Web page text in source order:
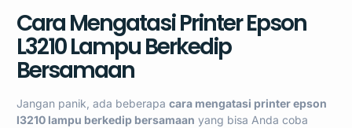
Cara Mengatasi Printer Epson
L3210 Lampu Berkedip
Bersamaan
Jangan panik, ada beberapa cara mengatasi printer epson
l3210 lampu berkedip bersamaan yang bisa Anda coba